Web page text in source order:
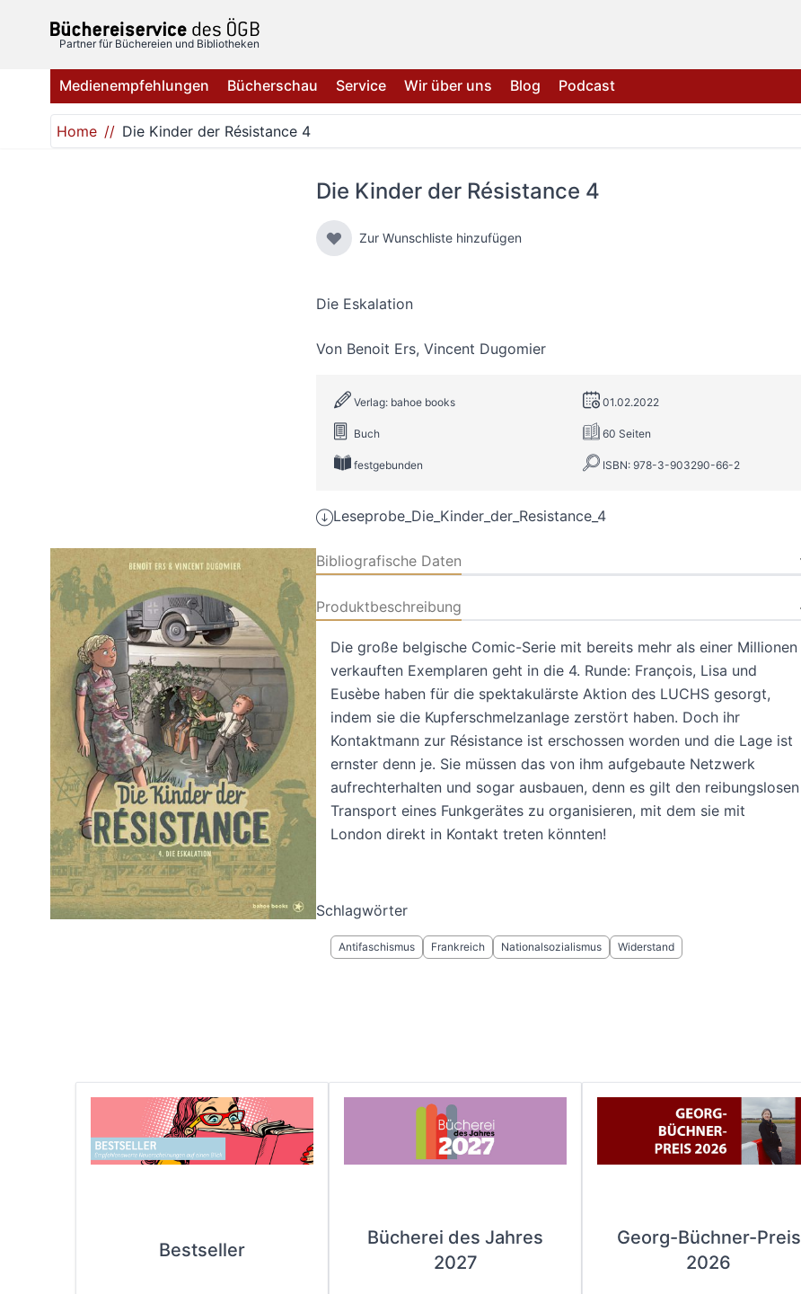
Partner für Büchereien und Bibliotheken
Medienempfehlungen Bücherschau Service Wir über uns Blog Podcast
Home Die Kinder der Résistance 4
Die Kinder der Résistance 4
Zur Wunschliste hinzufügen
Die Eskalation
Von Benoit Ers, Vincent Dugomier
Verlag: bahoe books 01.02.2022
Buch 60 Seiten
festgebunden ISBN: 978-3-903290-66-2
Leseprobe_Die_Kinder_der_Resistance_4
Bibliografische Daten
Produktbeschreibung
Die große belgische Comic-Serie mit bereits mehr als einer Millionen
verkauften Exemplaren geht in die 4. Runde: François, Lisa und
Eusèbe haben für die spektakulärste Aktion des LUCHS gesorgt,
indem sie die Kupferschmelzanlage zerstört haben. Doch ihr
Kontaktmann zur Résistance ist erschossen worden und die Lage ist
ernster denn je. Sie müssen das von ihm aufgebaute Netzwerk
aufrechterhalten und sogar ausbauen, denn es gilt den reibungslosen
Transport eines Funkgerätes zu organisieren, mit dem sie mit
London direkt in Kontakt treten könnten!
Schlagwörter
Antifaschismus Frankreich Nationalsozialismus Widerstand
Bestseller
Bücherei des Jahres
2027
Georg-Büchner-Preis
2026